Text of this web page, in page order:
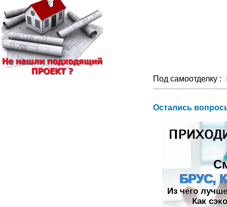
Под самоотделку :
Остались
БРУС,
Из чего
Как